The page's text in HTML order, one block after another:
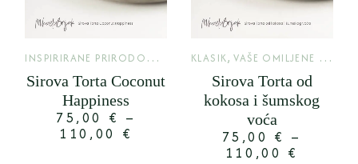
I
NSPIRIRANE PRIRODOM, LIMITED
Sirova Torta Coconut
Happiness
75,00 € –
110,00 €
KLASIK,VAŠE OMILJENE TORTE
Sirova Torta od
kokosa i šumskog
voća
75,00 € –
110,00 €